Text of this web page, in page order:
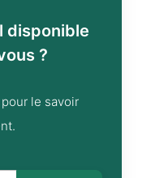
disponible
?
le savoir